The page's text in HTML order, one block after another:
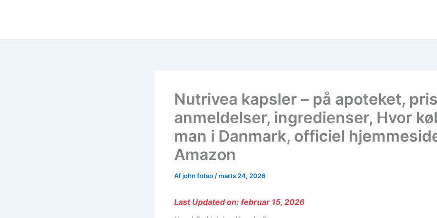
Nutrivea kapsler – på apoteket,
anmeldelser, ingredienser, Hvor
man i Danmark, officiel
Amazon
Afjohn fotso /marts 24, 2026
Last Updated on: februar 15, 2026